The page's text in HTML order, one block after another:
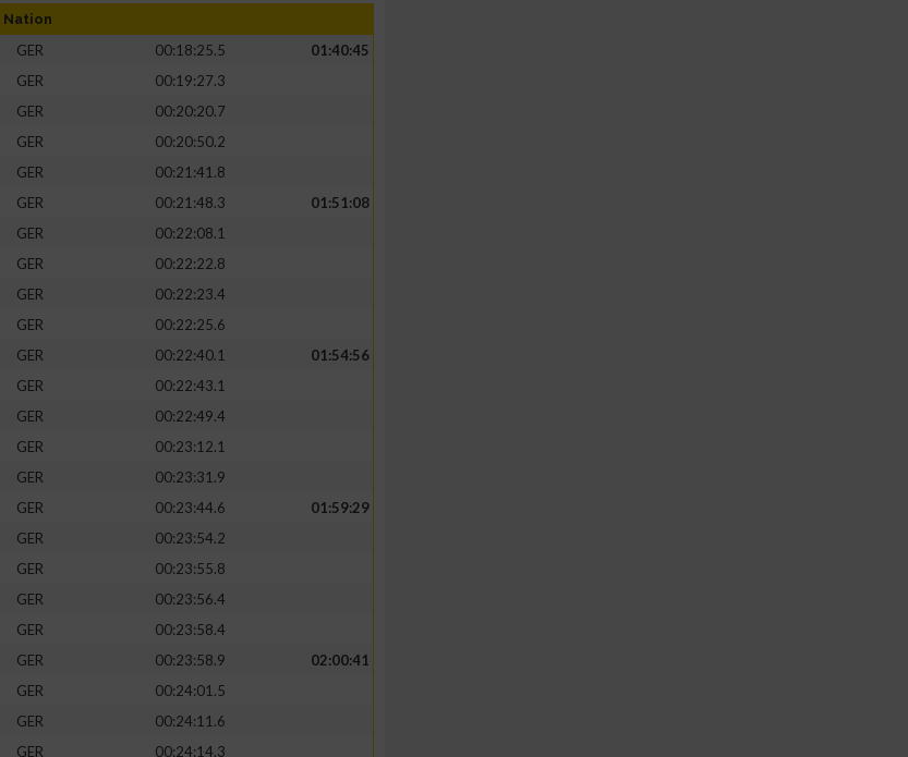
Nation
GER 00:18:25.5
01:40:45
GER
00:19:27.3
GER
00:20:20.7
GER
00:20:50.2
GER
00:21:41.8
GER 00:21:48.3
01:51:08
GER
00:22:08.1
GER
00:22:22.8
GER
00:22:23.4
GER
00:22:25.6
GER 00:22:40.1
01:54:56
GER
00:22:43.1
GER
00:22:49.4
GER
00:23:12.1
GER
00:23:31.9
GER 00:23:44.6
01:59:29
GER
00:23:54.2
GER
00:23:55.8
GER
00:23:56.4
GER
00:23:58.4
GER 00:23:58.9
02:00:41
GER
00:24:01.5
GER
00:24:11.6
GER
00:24:14.3